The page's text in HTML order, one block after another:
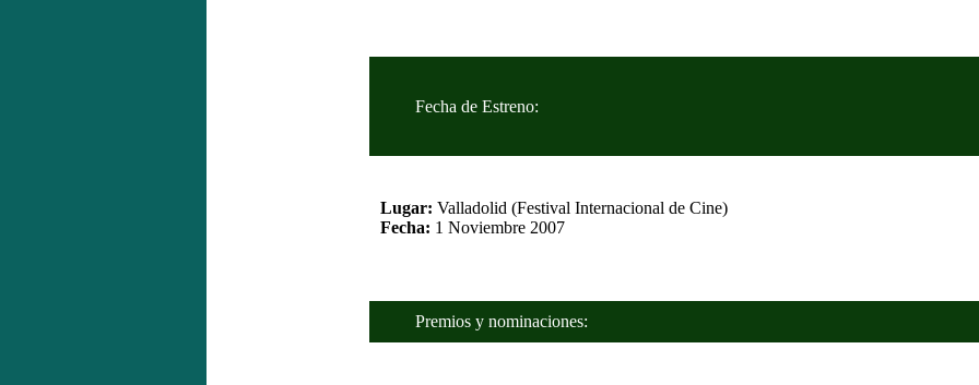
Fecha de Estreno:
Lugar: Valladolid (Festival Internacional de Cine)
Fecha: 1 Noviembre 2007
Premios y nominaciones: